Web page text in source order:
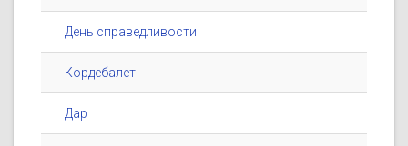
День справедливости
Кордебалет
Дар